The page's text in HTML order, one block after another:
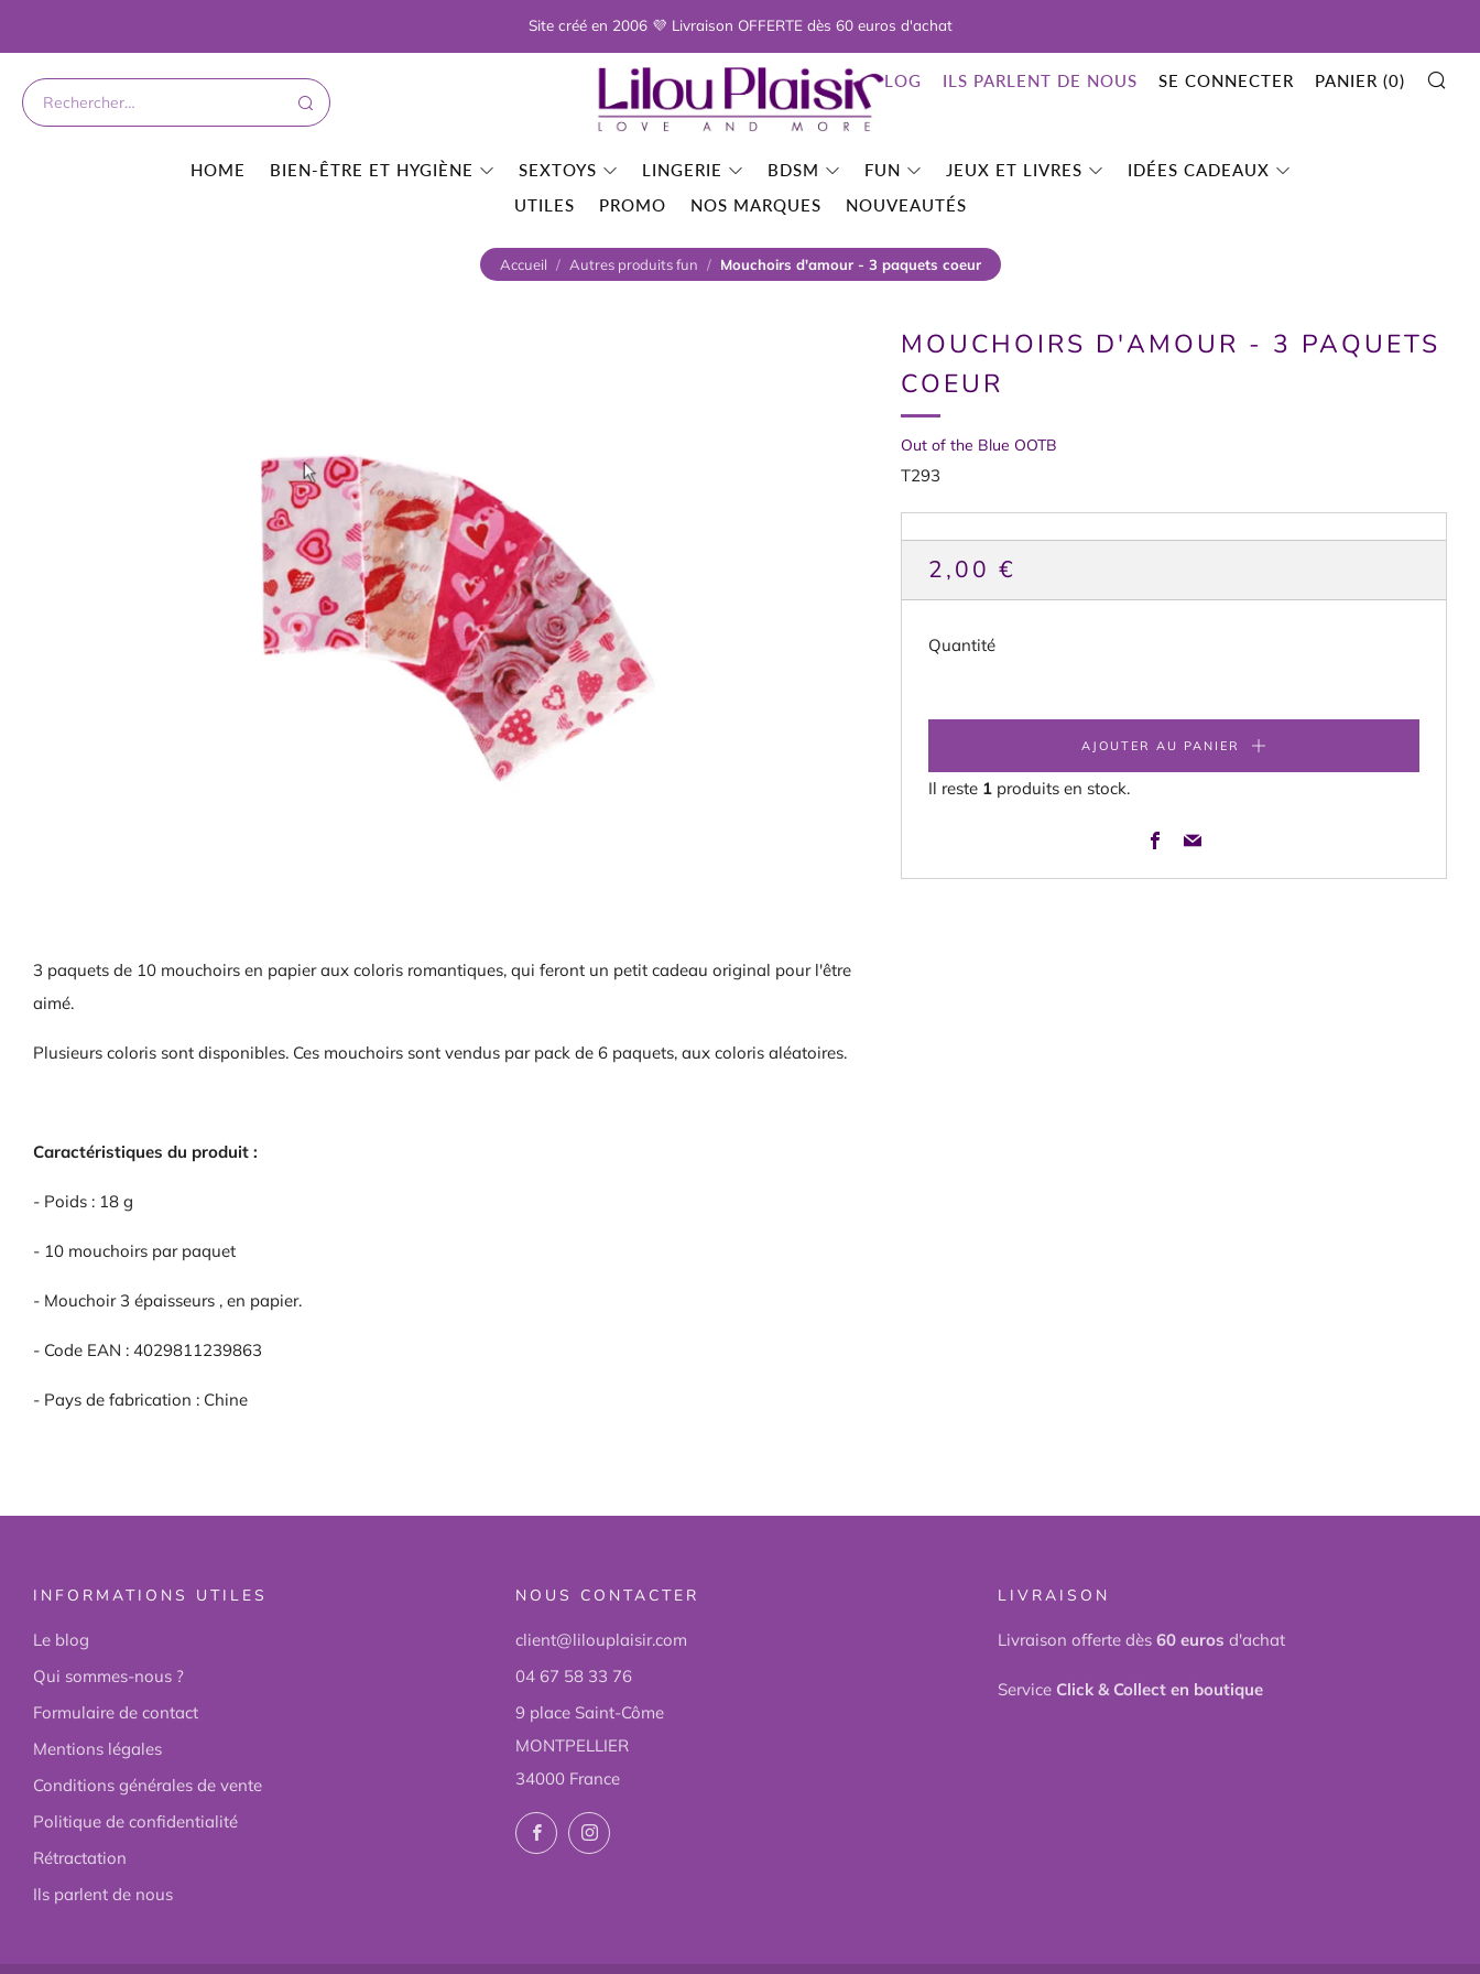
Site créé en 2006 💜 Livraison OFFERTE dès 60 euros d'achat
HOME BIEN-ÊTRE ET HYGIÈNE SEXTOYS LINGERIE BDSM FUN JEUX ET LIVRES
IDÉES CADEAUX
UTILES
PROMO NOS MARQUES NOUVEAUTÉS
BLOG ILS PARLENT DE NOUS SE CONNECTER PANIER (0)
Accueil / Autres produits fun / Mouchoirs d'amour - 3 paquets coeur
MOUCHOIRS D'AMOUR - 3 PAQUETS
COEUR
Out of the Blue OOTB
T293
PRIX
HABITUEL
2,00 €
Quantité
AJOUTER AU PANIER
Il reste 1 produits en stock.
Facebook
Email
3 paquets de 10 mouchoirs en papier aux coloris romantiques, qui feront un petit cadeau original pour l'être
aimé.
Plusieurs coloris sont disponibles. Ces mouchoirs sont vendus par pack de 6 paquets, aux coloris aléatoires.
Caractéristiques du produit :
- Poids : 18 g
- 10 mouchoirs par paquet
- Mouchoir 3 épaisseurs , en papier.
- Code EAN : 4029811239863
- Pays de fabrication : Chine
INFORMATIONS UTILES
Le blog
Qui sommes-nous ?
Formulaire de contact
Mentions légales
Conditions générales de vente
Politique de confidentialité
Rétractation
Ils parlent de nous
NOUS CONTACTER
client@lilouplaisir.com
04 67 58 33 76
9 place Saint-Côme
MONTPELLIER
34000 France
FacebookInstagram
LIVRAISON
Livraison offerte dès 60 euros d'achat
Service Click & Collect en boutique